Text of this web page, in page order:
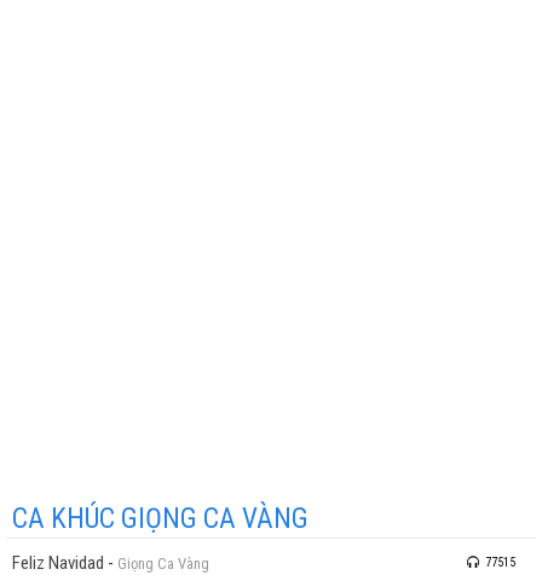
CA KHÚC GIỌNG CA VÀNG
Feliz Navidad - Giọng Ca Vàng 77515